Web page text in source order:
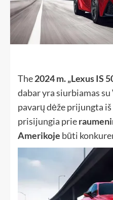
The2024 m. „Lexus IS
dabar yra siurbiamas
pavarų dėže prijungta iš
prisijungia prie
Amerikoje būti